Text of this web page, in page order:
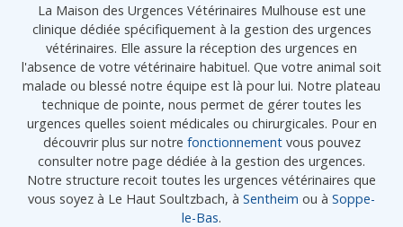
La Maison des Urgences Vétérinaires Mulhouse est une
clinique dédiée spécifiquement à la gestion des urgences
vétérinaires. Elle assure la réception des urgences en
l'absence de votre vétérinaire habituel. Que votre animal soit
malade ou blessé notre équipe est là pour lui. Notre plateau
technique de pointe, nous permet de gérer toutes les
urgences quelles soient médicales ou chirurgicales. Pour en
découvrir plus sur notre fonctionnementvous pouvez
consulter notre page dédiée à la gestion des urgences.
Notre structure recoit toutes les urgences vétérinaires que
vous soyez à Le Haut Soultzbach, à Sentheim ou à Soppe-
le-Bas.